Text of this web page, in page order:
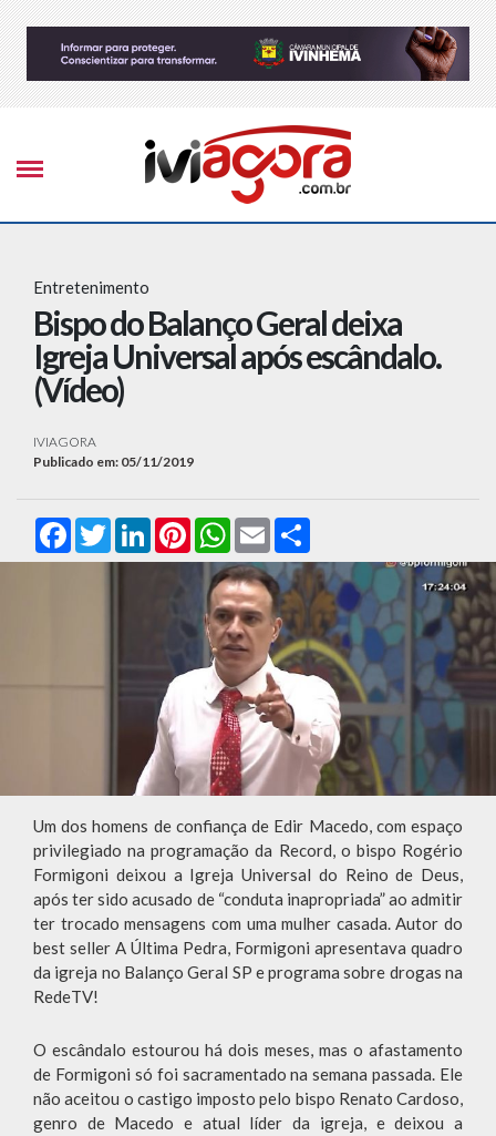
Entretenimento
Bispo do Balanço Geral deixa
Igreja Universal após escândalo.
(Vídeo)
IVIAGORA
Publicado em: 05/11/2019
FacebookTwitterLinkedInPinterestWhatsApp
Email
Um dos homens de confiança de Edir Macedo, com espaço
privilegiado na programação da Record, o bispo Rogério
Formigoni deixou a Igreja Universal do Reino de Deus,
após ter sido acusado de “conduta inapropriada” ao admitir
ter trocado mensagens com uma mulher casada. Autor do
best seller A Última Pedra, Formigoni apresentava quadro
da igreja no Balanço Geral SP e programa sobre drogas na
RedeTV!
O escândalo estourou há dois meses, mas o afastamento
de Formigoni só foi sacramentado na semana passada. Ele
não aceitou o castigo imposto pelo bispo Renato Cardoso,
genro de Macedo e atual líder da igreja, e deixou a